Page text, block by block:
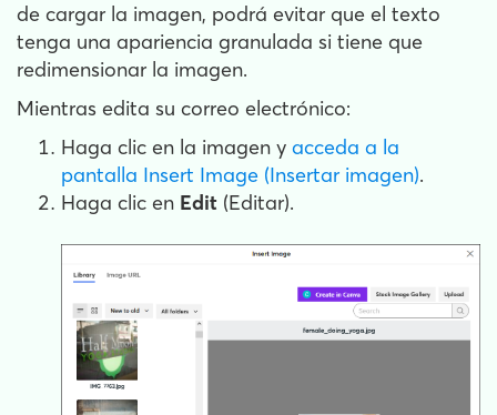
de cargar la imagen, podrá evitar que el texto
tenga una apariencia granulada si tiene que
redimensionar la imagen.
Mientras edita su correo electrónico:
Haga clic en la imagen y acceda a la
pantalla Insert Image (Insertar imagen).
Haga clic en Edit (Editar).